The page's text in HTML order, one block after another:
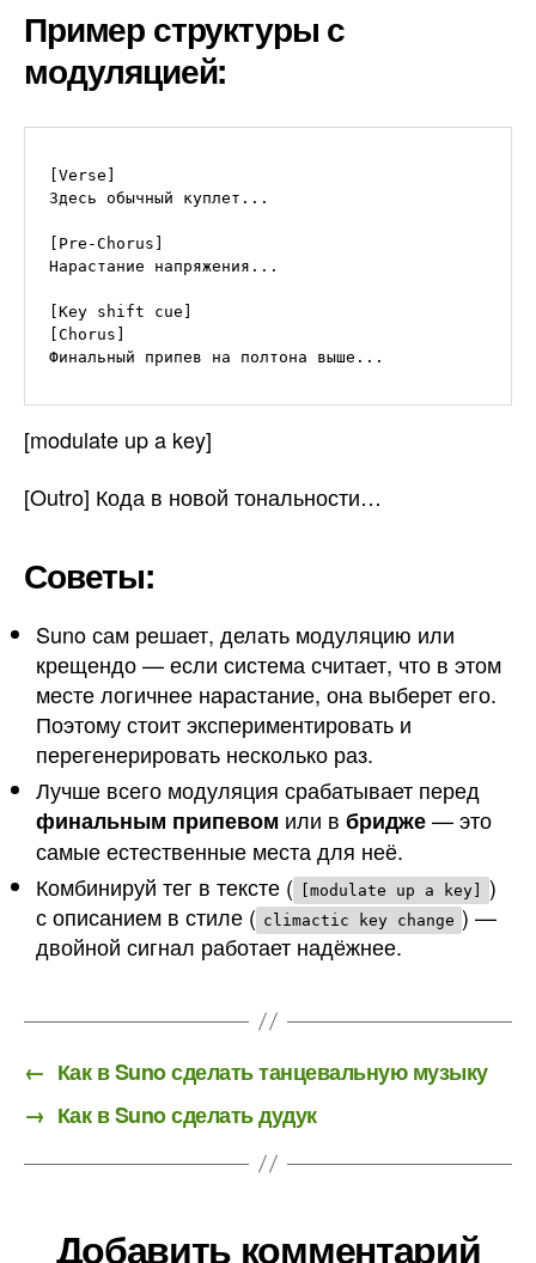
Пример структуры с
модуляцией:
[Verse]
Здесь обычный куплет...
[Pre-Chorus]
Нарастание напряжения...
[Key shift cue]
[Chorus]
Финальный припев на полтона выше...
[modulate up a key]
[Outro] Кода в новой тональности…
Советы:
Suno сам решает, делать модуляцию или
крещендо — если система считает, что в этом
месте логичнее нарастание, она выберет его.
Поэтому стоит экспериментировать и
перегенерировать несколько раз.
Лучше всего модуляция срабатывает перед
финальным припевом или в бридже— это
самые естественные места для неё.
Комбинируй тег в тексте (
[modulate up a key]
)
с описанием в стиле ( climactic key change ) —
двойной сигнал работает надёжнее.
← Как в Suno сделать танцевальную музыку
→ Как в Suno сделать дудук
Добавить комментарий